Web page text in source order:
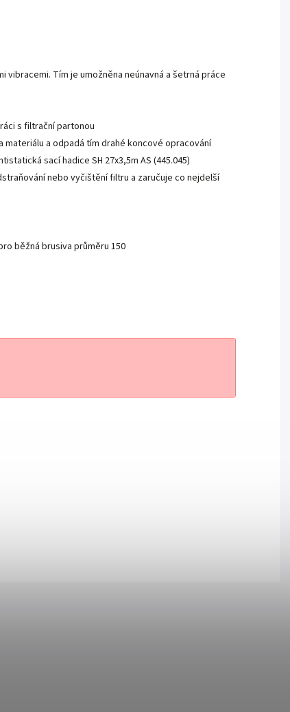
Tím je umožněna neúnavná a šetrná práce
s filtrační partonou
a odpadá tím drahé koncové opracování
sací hadice SH 27x3,5m AS (445.045)
nebo vyčištění filtru a zaručuje co nejdelší
běžná brusiva průměru 150